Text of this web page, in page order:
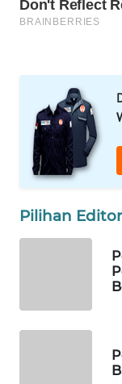
Pilihan Editor
MAWAKA
MARTABAT
NET
PLN
WATCH
LPKKI